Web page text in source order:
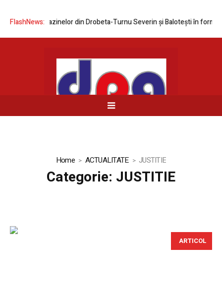
FlashNews:din Drobeta-Turnu Severin și Balotești în format MEGA
Home ACTUALITATE JUSTITIE
Categorie: JUSTITIE
ARTICOL